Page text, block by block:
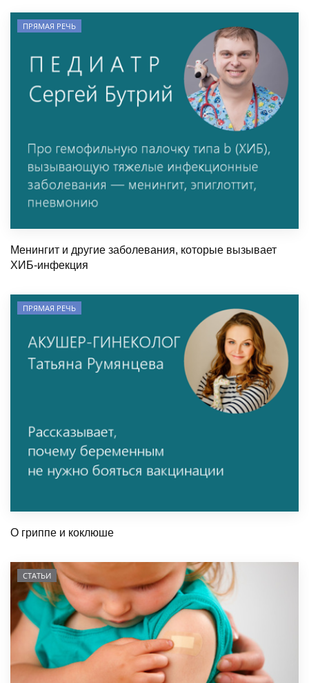
ПРЯМАЯ РЕЧЬ
Менингит и другие заболевания, которые вызывает
ХИБ-инфекция
ПРЯМАЯ РЕЧЬ
О гриппе и коклюше
СТАТЬИ